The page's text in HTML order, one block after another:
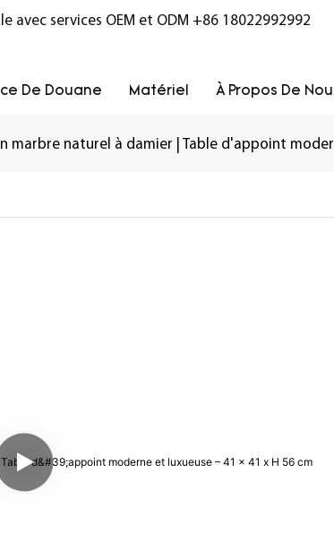
avec services OEM et ODM +86 18022992992
De Douane Matériel À Propos De
marbre naturel à damier | Table d'appoint